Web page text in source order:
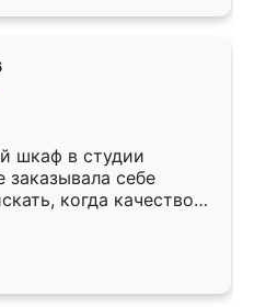
шкаф в студии
заказывала себе
когда качеством
кухня уже почти